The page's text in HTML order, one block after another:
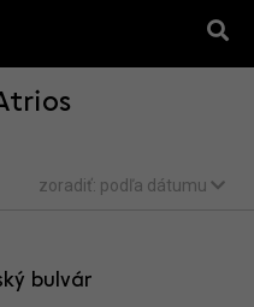
zoradiť: podľa dátumu
bulvár